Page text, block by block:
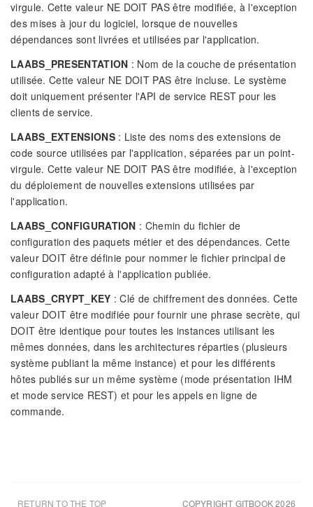
virgule. Cette valeur NE DOIT PAS être modifiée, à l'exception
des mises à jour du logiciel, lorsque de nouvelles
dépendances sont livrées et utilisées par l'application.
LAABS_PRESENTATION : Nom de la couche de présentation
utilisée. Cette valeur NE DOIT PAS être incluse. Le système
doit uniquement présenter l'API de service REST pour les
clients de service.
LAABS_EXTENSIONS: Liste des noms des extensions de
code source utilisées par l'application, séparées par un point-
virgule. Cette valeur NE DOIT PAS être modifiée, à l'exception
du déploiement de nouvelles extensions utilisées par
l'application.
LAABS_CONFIGURATION : Chemin du fichier de
configuration des paquets métier et des dépendances. Cette
valeur DOIT être définie pour nommer le fichier principal de
configuration adapté à l'application publiée.
LAABS_CRYPT_KEY : Clé de chiffrement des données. Cette
valeur DOIT être modifiée pour fournir une phrase secrète, qui
DOIT être identique pour toutes les instances utilisant les
mêmes données, dans les architectures réparties (plusieurs
système publiant la même instance) et pour les différents
hôtes publiés sur un même système (mode présentation IHM
et mode service REST) et pour les appels en ligne de
commande.
COPYRIGHT GITBOOK 2026
RETURN TO THE TOP